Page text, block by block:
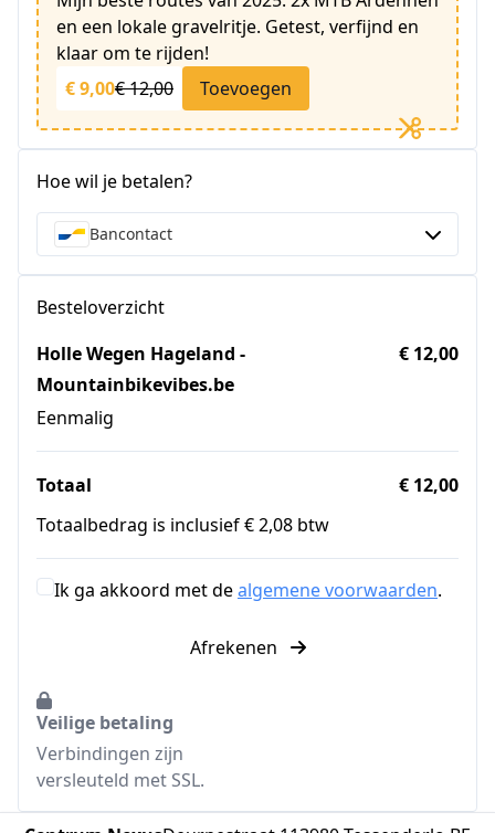
en een lokale gravelritje. Getest, verfijnd en
klaar om te rijden!
€ 9,00€ 12,00 Toevoegen
Hoe wil je betalen?
Bancontact
Besteloverzicht
Holle Wegen Hageland -
Mountainbikevibes.be
Eenmalig
€ 12,00
Totaal
€ 12,00
Totaalbedrag is inclusief € 2,08 btw
Ik ga akkoord met dealgemene voorwaarden.
Afrekenen
Veilige betaling
Verbindingen zijn
versleuteld met SSL.